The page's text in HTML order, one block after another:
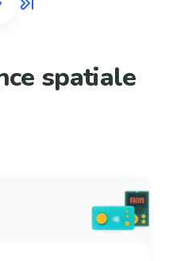
spatiale